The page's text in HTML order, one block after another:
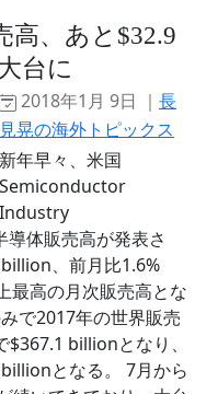
高、あと$32.9
台に
2018年1月 9日 ｜ 長
見晃の海外トピックス
新年早々、米国
Semiconductor
Industry
体販売高が発表さ
、前月比1.6%
最高の月次販売高とな
で2017年の世界販売
billionとなり、
となる。 7月から